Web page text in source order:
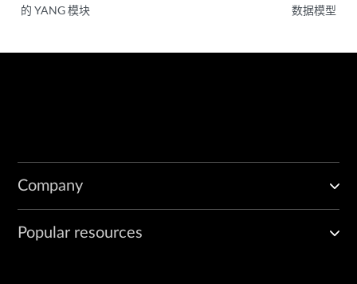
的 YANG 模块
数据模型
Company
Popular resources